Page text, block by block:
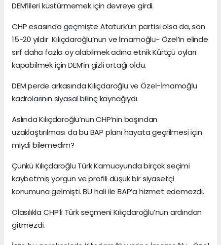
DEM’lileri küstürmemek için devreye girdi.
CHP esasında geçmişte Atatürk’ün partisi olsa da, son
15-20 yıldır Kılıçdaroğlu’nun ve İmamoğlu- Özel’in elinde
sırf daha fazla oy alabilmek adına etnik Kürtçü oyları
kapabilmek için DEM’in gizli ortağı oldu.
DEM perde arkasında Kılıçdaroğlu ve Özel-İmamoğlu
kadrolarının siyasal bilinç kaynağıydı.
Aslında Kılıçdaroğlu’nun CHP’nin başından
uzaklaştırılması da bu BAP planı hayata geçrilmesi için
miydi bilemedim?
Çünkü Kılıçdaroğlu Türk Kamuoyunda birçok seçimi
kaybetmiş yorgun ve profili düşük bir siyasetçi
konumuna gelmişti. BU hali ile BAP’a hizmet edemezdi.
Olasılıkla CHP’li Türk seçmeni Kılıçdaroğlu’nun ardından
gitmezdi.